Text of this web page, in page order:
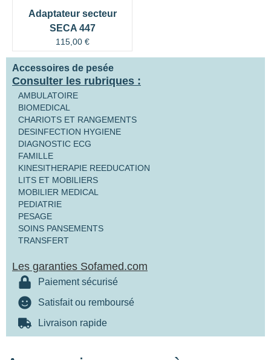
Accessoires de pesée
Consulter les rubriques :
AMBULATOIRE
BIOMEDICAL
CHARIOTS ET RANGEMENTS
DESINFECTION HYGIENE
DIAGNOSTIC ECG
FAMILLE
KINESITHERAPIE REEDUCATION
LITS ET MOBILIERS
MOBILIER MEDICAL
PEDIATRIE
PESAGE
SOINS PANSEMENTS
TRANSFERT
Les garanties Sofamed.com
Paiement sécurisé
Satisfait ou remboursé
Livraison rapide
Adaptateur secteur
SECA 447
115,00 €